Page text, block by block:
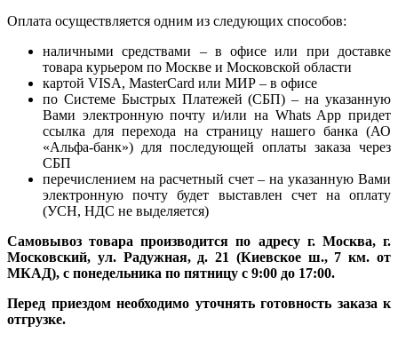
Оплата осуществляется одним из следующих способов:
наличными средствами – в офисе или при доставке
товара курьером по Москве и Московской области
картой VISA, MasterCard или МИР – в офисе
по Системе Быстрых Платежей (СБП) – на указанную
Вами электронную почту и/или на Whats App придет
ссылка для перехода на страницу нашего банка (АО
«Альфа-банк») для последующей оплаты заказа через
СБП
перечислением на расчетный счет – на указанную Вами
электронную почту будет выставлен счет на оплату
(УСН, НДС не выделяется)
Самовывоз товара производится по адресу г. Москва, г.
Московский, ул. Радужная, д. 21 (Киевское ш., 7 км. от
МКАД), с понедельника по пятницу с 9:00 до 17:00.
Перед приездом необходимо уточнять готовность заказа к
отгрузке.